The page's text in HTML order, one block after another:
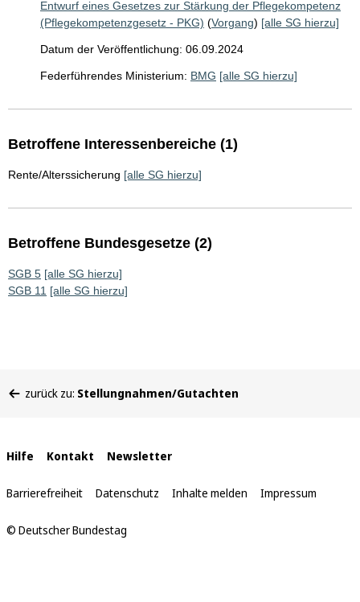
Entwurf eines Gesetzes zur Stärkung der Pflegekompetenz
(Pflegekompetenzgesetz - PKG) (Vorgang) [alle SG hierzu]
Datum der Veröffentlichung: 06.09.2024
Federführendes Ministerium: BMG [alle SG hierzu]
Betroffene Interessenbereiche (1)
Rente/Alterssicherung [alle SG hierzu]
Betroffene Bundesgesetze (2)
SGB 5 [alle SG hierzu]
SGB 11 [alle SG hierzu]
befinden
zurück zu: Stellungnahmen/Gutachten
Interne
Links
Hilfe Kontakt Newsletter
Barrierefreiheit Datenschutz Inhalte melden Impressum
© Deutscher Bundestag